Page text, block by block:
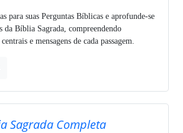
para suas Perguntas Bíblicas e aprofunde-se
da Bíblia Sagrada, compreendendo
e mensagens de cada passagem.
Sagrada Completa